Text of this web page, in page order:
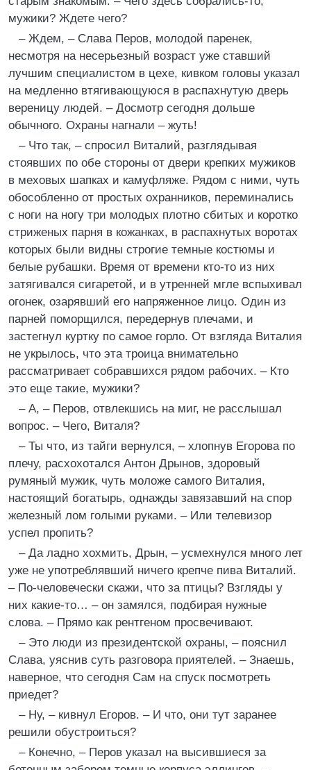
мужики? Ждете чего?
– Ждем, – Слава Перов, молодой паренек,
несмотря на несерьезный возраст уже ставший
лучшим специалистом в цехе, кивком головы указал
на медленно втягивающуюся в распахнутую дверь
вереницу людей. – Досмотр сегодня дольше
обычного. Охраны нагнали – жуть!
– Что так, – спросил Виталий, разглядывая
стоявших по обе стороны от двери крепких мужиков
в меховых шапках и камуфляже. Рядом с ними, чуть
обособленно от простых охранников, переминались
с ноги на ногу три молодых плотно сбитых и коротко
стриженых парня в кожанках, в распахнутых воротах
которых были видны строгие темные костюмы и
белые рубашки. Время от времени кто-то из них
затягивался сигаретой, и в утренней мгле вспыхивал
огонек, озарявший его напряженное лицо. Один из
парней поморщился, передернув плечами, и
застегнул куртку по самое горло. От взгляда Виталия
не укрылось, что эта троица внимательно
рассматривает собравшихся рядом рабочих. – Кто
это еще такие, мужики?
– А, – Перов, отвлекшись на миг, не расслышал
вопрос. – Чего, Виталя?
– Ты что, из тайги вернулся, – хлопнув Егорова по
плечу, расхохотался Антон Дрынов, здоровый
румяный мужик, чуть моложе самого Виталия,
настоящий богатырь, однажды завязавший на спор
железный лом голыми руками. – Или телевизор
успел пропить?
– Да ладно хохмить, Дрын, – усмехнулся много лет
уже не употреблявший ничего крепче пива Виталий.
– По-человечески скажи, что за птицы? Взгляды у
них какие-то… – он замялся, подбирая нужные
слова. – Прямо как рентгеном просвечивают.
– Это люди из президентской охраны, – пояснил
Слава, уяснив суть разговора приятелей. – Знаешь,
наверное, что сегодня Сам на спуск посмотреть
приедет?
– Ну, – кивнул Егоров. – И что, они тут заранее
решили обустроиться?
– Конечно, – Перов указал на высившиеся за